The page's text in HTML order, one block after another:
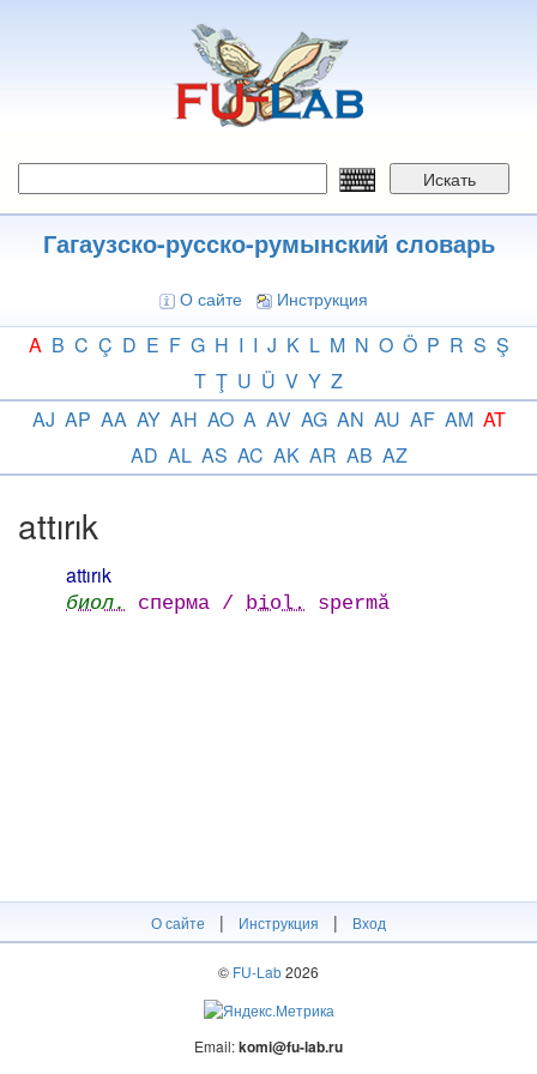
Искать
Гагаузско-русско-румынский словарь
О сайте Инструкция
A B C Ç D E F G H I I J K L M N O Ö P R S Ş
T Ţ U Ü V Y Z
AJ AP AA AY AH AO A AV AG AN AU AF AM AT
AD AL AS AC AK AR AB AZ
attırık
attırık
биол. сперма / biol. spermă
О сайте | Инструкция | Вход
© FU-Lab2026
Email:komi@fu-lab.ru